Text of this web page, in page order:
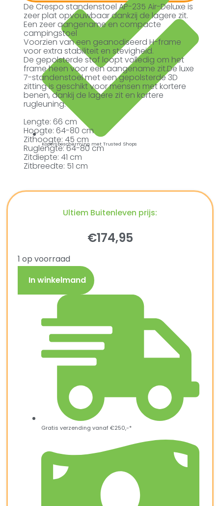
Kopersbescherming met Trusted Shops
De Crespo standenstoel AP-235 Air-Deluxe is
zeer plat opvouwbaar dankzij de lagere zit.
Een zeer aangename en compacte
campingstoel
Voorzien van een geanodiseerd H-frame
voor extra stabiliteit en stevigheid.
De gepolsterde stof loopt volledig om het
frame heen voor een aangename zit.De luxe
7-standenstoel met een gepolsterde 3D
zitting is geschikt voor mensen met kortere
benen, dankij de lagere zit en kortere
rugleuning.
Lengte: 66 cm
Hoogte: 64-80 cm
Zithoogte: 45 cm
Ruglengte: 64-80 cm
Zitdiepte: 41 cm
Zitbreedte: 51 cm
Ultiem Buitenleven prijs:
€174,95
1 op voorraad
In winkelmand
Gratis verzending vanaf €250,-*